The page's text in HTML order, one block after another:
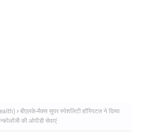
बीएलके-मैक्स सुपर स्पेशलिटी हॉस्पिटल ने दिव्या
की ओपीडी सेवाएं